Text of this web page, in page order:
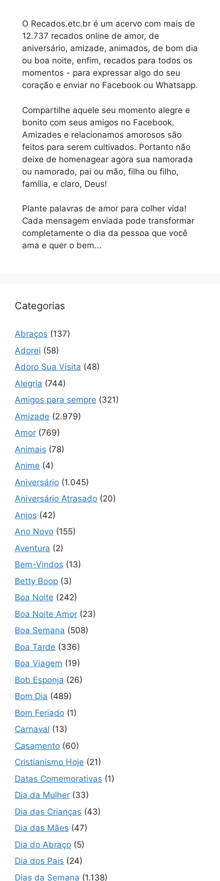
O Recados.etc.br é um acervo com mais de
12.737 recados online de amor, de
aniversário, amizade, animados, de bom dia
ou boa noite, enfim, recados para todos os
momentos - para expressar algo do seu
coração e enviar no Facebook ou Whatsapp.
Compartilhe aquele seu momento alegre e
bonito com seus amigos no Facebook.
Amizades e relacionamos amorosos são
feitos para serem cultivados. Portanto não
deixe de homenagear agora sua namorada
ou namorado, pai ou mão, filha ou filho,
família, e claro, Deus!
Plante palavras de amor para colher vida!
Cada mensagem enviada pode transformar
completamente o dia da pessoa que você
ama e quer o bem...
Categorias
Abraços (137)
Adorei (58)
Adoro Sua Visita (48)
Alegria (744)
Amigos para sempre (321)
Amizade (2.979)
Amor (769)
Animais (78)
Anime (4)
Aniversário (1.045)
Aniversário Atrasado (20)
Anjos (42)
Ano Novo (155)
Aventura (2)
Bem-Vindos (13)
Betty Boop (3)
Boa Noite (242)
Boa Noite Amor (23)
Boa Semana (508)
Boa Tarde (336)
Boa Viagem (19)
Bob Esponja (26)
Bom Dia (489)
Bom Feriado (1)
Carnaval (13)
Casamento (60)
Cristianismo Hoje (21)
Datas Comemorativas (1)
Dia da Mulher (33)
Dia das Crianças (43)
Dia das Mães (47)
Dia do Abraço (5)
Dia dos Pais (24)
Dias da Semana (1.138)